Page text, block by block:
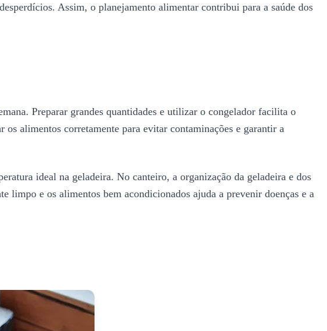
Assim, o planejamento alimentar contribui para a saúde dos
Preparar grandes quantidades e utilizar o congelador facilita o
alimentos corretamente para evitar contaminações e garantir a
ideal na geladeira. No canteiro, a organização da geladeira e dos
limpo e os alimentos bem acondicionados ajuda a prevenir doenças e a